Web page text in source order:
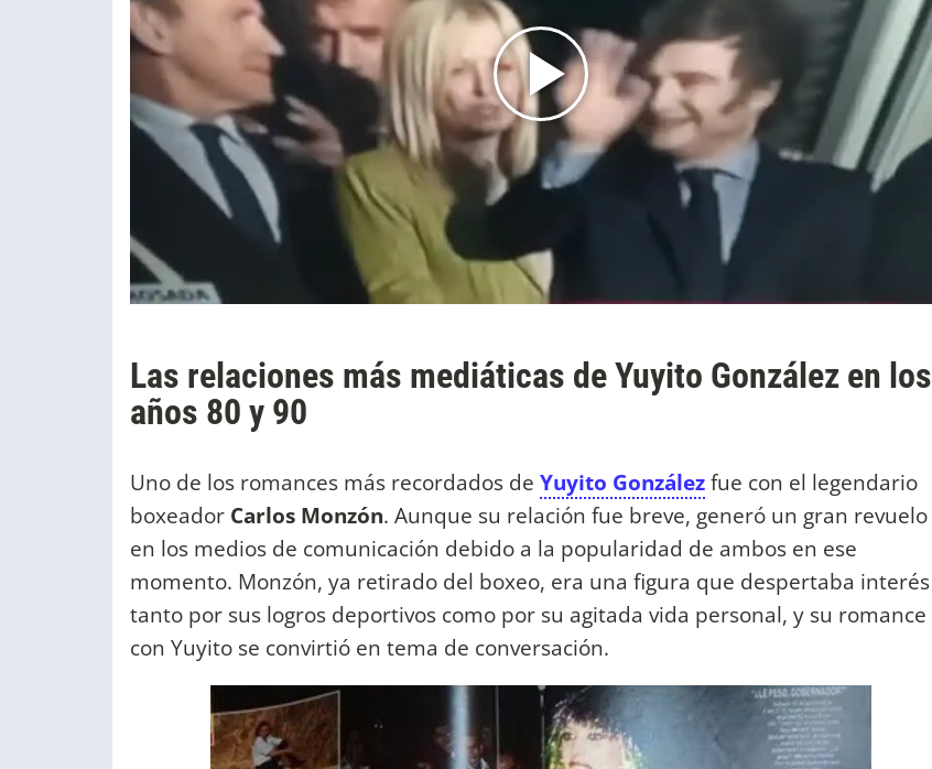
Las relaciones más mediáticas de Yuyito González en los
años 80 y 90
Uno de los romances más recordados de Yuyito Gonzálezfue con el legendario
boxeador Carlos Monzón. Aunque su relación fue breve, generó un gran revuelo
en los medios de comunicación debido a la popularidad de ambos en ese
momento. Monzón, ya retirado del boxeo, era una figura que despertaba interés
tanto por sus logros deportivos como por su agitada vida personal, y su romance
con Yuyito se convirtió en tema de conversación.